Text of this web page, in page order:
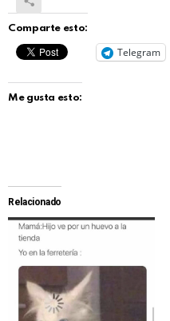
Comparte esto:
Telegram
Me gusta esto:
Relacionado